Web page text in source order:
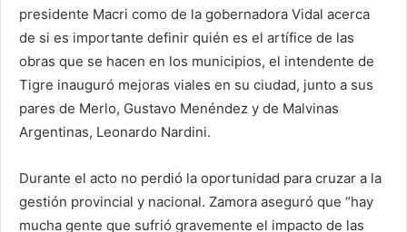
presidente Macri como de la gobernadora Vidal acerca
de si es importante definir quién es el artífice de las
obras que se hacen en los municipios, el intendente de
Tigre inauguró mejoras viales en su ciudad, junto a sus
pares de Merlo, Gustavo Menéndez y de Malvinas
Argentinas, Leonardo Nardini.
Durante el acto no perdió la oportunidad para cruzar a la
gestión provincial y nacional. Zamora aseguró que “hay
mucha gente que sufrió gravemente el impacto de las